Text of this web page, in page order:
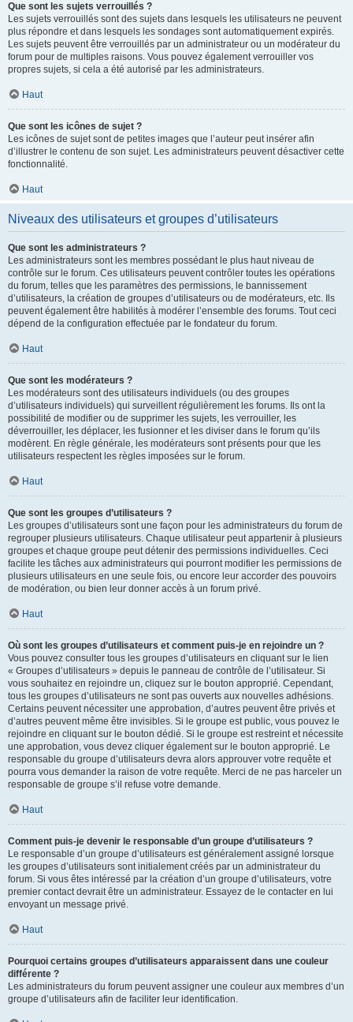
Que sont les sujets verrouillés ?
Les sujets verrouillés sont des sujets dans lesquels les utilisateurs ne peuvent
plus répondre et dans lesquels les sondages sont automatiquement expirés.
Les sujets peuvent être verrouillés par un administrateur ou un modérateur du
forum pour de multiples raisons. Vous pouvez également verrouiller vos
propres sujets, si cela a été autorisé par les administrateurs.
Haut
Que sont les icônes de sujet ?
Les icônes de sujet sont de petites images que l’auteur peut insérer afin
d’illustrer le contenu de son sujet. Les administrateurs peuvent désactiver cette
fonctionnalité.
Haut
Niveaux des utilisateurs et groupes d’utilisateurs
Que sont les administrateurs ?
Les administrateurs sont les membres possédant le plus haut niveau de
contrôle sur le forum. Ces utilisateurs peuvent contrôler toutes les opérations
du forum, telles que les paramètres des permissions, le bannissement
d’utilisateurs, la création de groupes d’utilisateurs ou de modérateurs, etc. Ils
peuvent également être habilités à modérer l’ensemble des forums. Tout ceci
dépend de la configuration effectuée par le fondateur du forum.
Haut
Que sont les modérateurs ?
Les modérateurs sont des utilisateurs individuels (ou des groupes
d’utilisateurs individuels) qui surveillent régulièrement les forums. Ils ont la
possibilité de modifier ou de supprimer les sujets, les verrouiller, les
déverrouiller, les déplacer, les fusionner et les diviser dans le forum qu’ils
modèrent. En règle générale, les modérateurs sont présents pour que les
utilisateurs respectent les règles imposées sur le forum.
Haut
Que sont les groupes d’utilisateurs ?
Les groupes d’utilisateurs sont une façon pour les administrateurs du forum de
regrouper plusieurs utilisateurs. Chaque utilisateur peut appartenir à plusieurs
groupes et chaque groupe peut détenir des permissions individuelles. Ceci
facilite les tâches aux administrateurs qui pourront modifier les permissions de
plusieurs utilisateurs en une seule fois, ou encore leur accorder des pouvoirs
de modération, ou bien leur donner accès à un forum privé.
Haut
Où sont les groupes d’utilisateurs et comment puis-je en rejoindre un ?
Vous pouvez consulter tous les groupes d’utilisateurs en cliquant sur le lien
« Groupes d’utilisateurs » depuis le panneau de contrôle de l’utilisateur. Si
vous souhaitez en rejoindre un, cliquez sur le bouton approprié. Cependant,
tous les groupes d’utilisateurs ne sont pas ouverts aux nouvelles adhésions.
Certains peuvent nécessiter une approbation, d’autres peuvent être privés et
d’autres peuvent même être invisibles. Si le groupe est public, vous pouvez le
rejoindre en cliquant sur le bouton dédié. Si le groupe est restreint et nécessite
une approbation, vous devez cliquer également sur le bouton approprié. Le
responsable du groupe d’utilisateurs devra alors approuver votre requête et
pourra vous demander la raison de votre requête. Merci de ne pas harceler un
responsable de groupe s’il refuse votre demande.
Haut
Comment puis-je devenir le responsable d’un groupe d’utilisateurs ?
Le responsable d’un groupe d’utilisateurs est généralement assigné lorsque
les groupes d’utilisateurs sont initialement créés par un administrateur du
forum. Si vous êtes intéressé par la création d’un groupe d’utilisateurs, votre
premier contact devrait être un administrateur. Essayez de le contacter en lui
envoyant un message privé.
Haut
Pourquoi certains groupes d’utilisateurs apparaissent dans une couleur
différente ?
Les administrateurs du forum peuvent assigner une couleur aux membres d’un
groupe d’utilisateurs afin de faciliter leur identification.